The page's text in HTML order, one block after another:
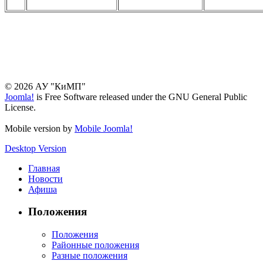
© 2026 АУ "КиМП"
Joomla! is Free Software released under the GNU General Public
License.
Mobile version by Mobile Joomla!
Desktop Version
Главная
Новости
Афиша
Положения
Положения
Районные положения
Разные положения